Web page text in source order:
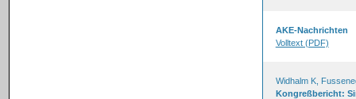
AKE-Nachrichten
Volltext (PDF)
Widhalm K,
Kongreßbericht: